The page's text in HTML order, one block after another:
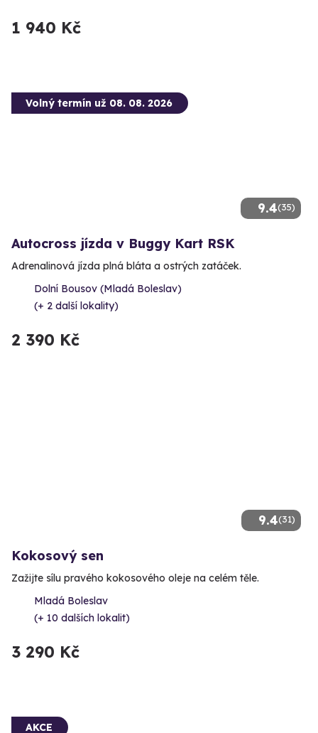
1 940 Kč
9.4(35)
Volný termín už 08. 08. 2026
Autocross jízda v Buggy Kart RSK
Adrenalinová jízda plná bláta a ostrých zatáček.
Dolní Bousov (Mladá Boleslav)
(+ 2 další lokality)
2 390 Kč
9.4(31)
Kokosový sen
Zažijte sílu pravého kokosového oleje na celém těle.
Mladá Boleslav
(+ 10 dalších lokalit)
3 290 Kč
AKCE